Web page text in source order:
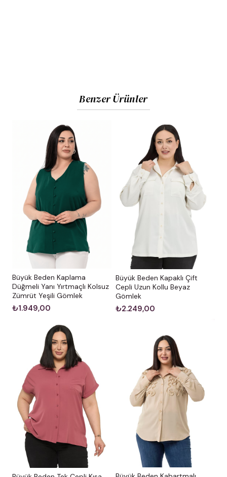
Benzer Ürünler
Büyük Beden Kaplama
Düğmeli Yanı Yırtmaçlı Kolsuz
Zümrüt Yeşili Gömlek
₺1.949,00
Büyük Beden Kapaklı Çift
Cepli Uzun Kollu Beyaz
Gömlek
₺2.249,00